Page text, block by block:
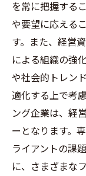
を常に把握する
や要望に応える
す。また、経営
による組織の強
や社会的トレン
適化する上で考
ング企業は、経
ーとなります。
ライアントの課
に、さまざまな